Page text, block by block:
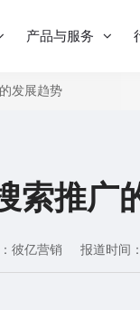
产品与服务
发展趋势
索推广
彼亿营销 报道时间